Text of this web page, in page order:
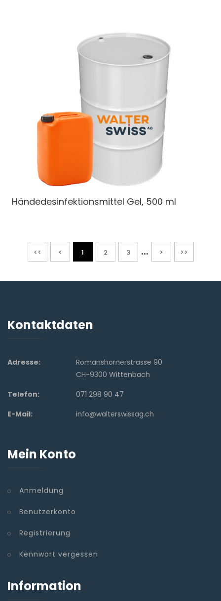
Händedesinfektionsmittel Gel, 500 ml
<< < 1 2 3 ... > >>
Kontaktdaten
Adresse:
Romanshornerstrasse 90
CH-9300 Wittenbach
Telefon:
071 298 90 47
E-Mail:
info@walterswissag.ch
Mein Konto
Anmeldung
Benutzerkonto
Registrierung
Kennwort vergessen
Information